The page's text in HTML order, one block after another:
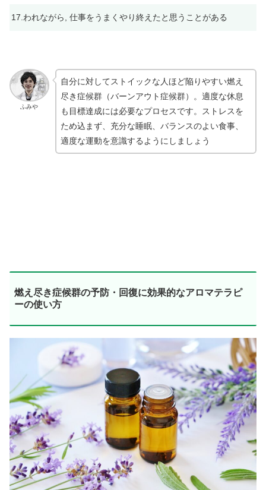
17.われながら, 仕事をうまくやり終えたと思うことがある
ふみや
自分に対してストイックな人ほど陥りやすい燃え
尽き症候群（バーンアウト症候群）。適度な休息
も目標達成には必要なプロセスです。ストレスを
ため込まず、充分な睡眠、バランスのよい食事、
適度な運動を意識するようにしましょう
燃え尽き症候群の予防・回復に効果的なアロマテラピ
ーの使い方